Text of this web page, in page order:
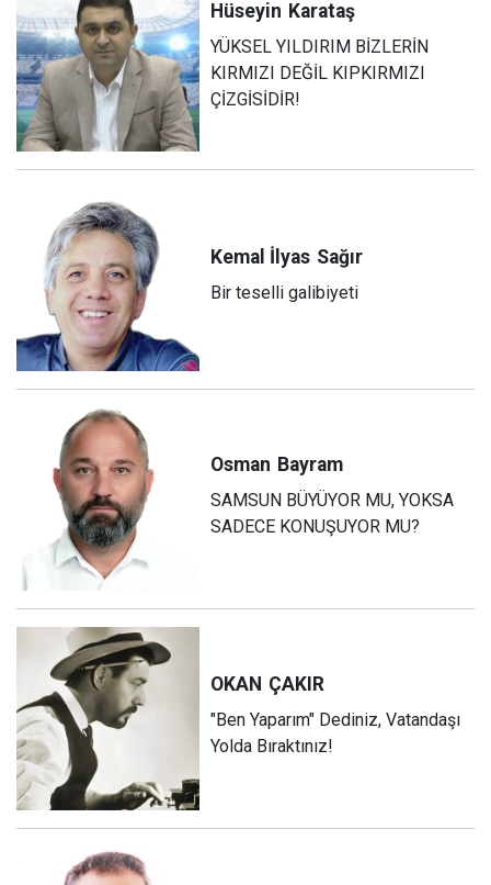
Hüseyin Karataş
YÜKSEL YILDIRIM BİZLERİN
KIRMIZI DEĞİL KIPKIRMIZI
ÇİZGİSİDİR!
Kemal İlyas Sağır
Bir teselli galibiyeti
Osman Bayram
SAMSUN BÜYÜYOR MU, YOKSA
SADECE KONUŞUYOR MU?
OKAN ÇAKIR
"Ben Yaparım" Dediniz, Vatandaşı
Yolda Bıraktınız!